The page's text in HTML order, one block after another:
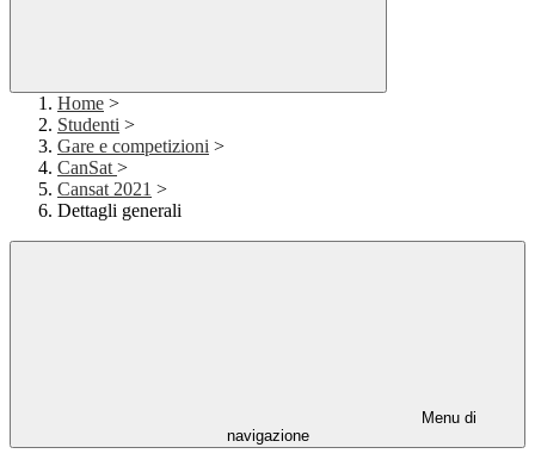
Home >
Studenti >
Gare e competizioni >
CanSat >
Cansat 2021 >
Dettagli generali
Menu di
navigazione